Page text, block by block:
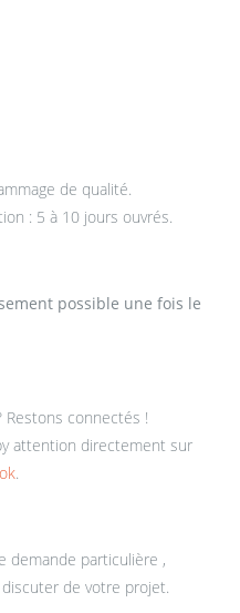
de qualité.
: 5 à 10 jours ouvrés.
possible une fois le
Restons connectés !
attention directement sur
.
demande particulière ,
de votre projet.